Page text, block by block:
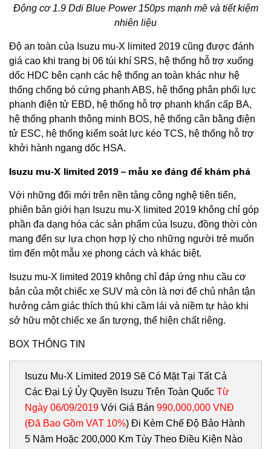
Động cơ 1.9 Ddi Blue Power 150ps mạnh mẽ và tiết kiệm
nhiên liệu
Độ an toàn của Isuzu mu-X limited 2019 cũng được đánh
giá cao khi trang bị 06 túi khí SRS, hệ thống hỗ trợ xuống
dốc HDC bên cạnh các hệ thống an toàn khác như hệ
thống chống bó cứng phanh ABS, hệ thống phân phối lực
phanh điện tử EBD, hệ thống hỗ trợ phanh khẩn cấp BA,
hệ thống phanh thông minh BOS, hệ thống cân bằng điện
tử ESC, hệ thống kiểm soát lực kéo TCS, hệ thống hỗ trợ
khởi hành ngang dốc HSA.
Isuzu mu-X limited 2019 – mẫu xe đáng để khám phá
Với những đổi mới trên nền tảng công nghệ tiên tiến,
phiên bản giới hạn Isuzu mu-X limited 2019 không chỉ góp
phần đa dạng hóa các sản phẩm của Isuzu, đồng thời còn
mang đến sự lựa chọn hợp lý cho những người trẻ muốn
tìm đến một mẫu xe phong cách và khác biệt.
Isuzu mu-X limited 2019 không chỉ đáp ứng nhu cầu cơ
bản của một chiếc xe SUV mà còn là nơi để chủ nhân tận
hưởng cảm giác thích thú khi cầm lái và niềm tự hào khi
sở hữu một chiếc xe ấn tượng, thể hiện chất riêng.
BOX THÔNG TIN
Isuzu Mu-X Limited 2019 Sẽ Có Mặt Tại Tất Cả
Các Đại Lý Ủy Quyền Isuzu Trên Toàn Quốc Từ
Ngày 06/09/2019 Với Giá Bán 990,000,000 VNĐ
(đã Bao Gồm VAT 10%) Đi Kèm Chế Độ Bảo Hành
5 Năm Hoặc 200,000 Km Tùy Theo Điều Kiện Nào